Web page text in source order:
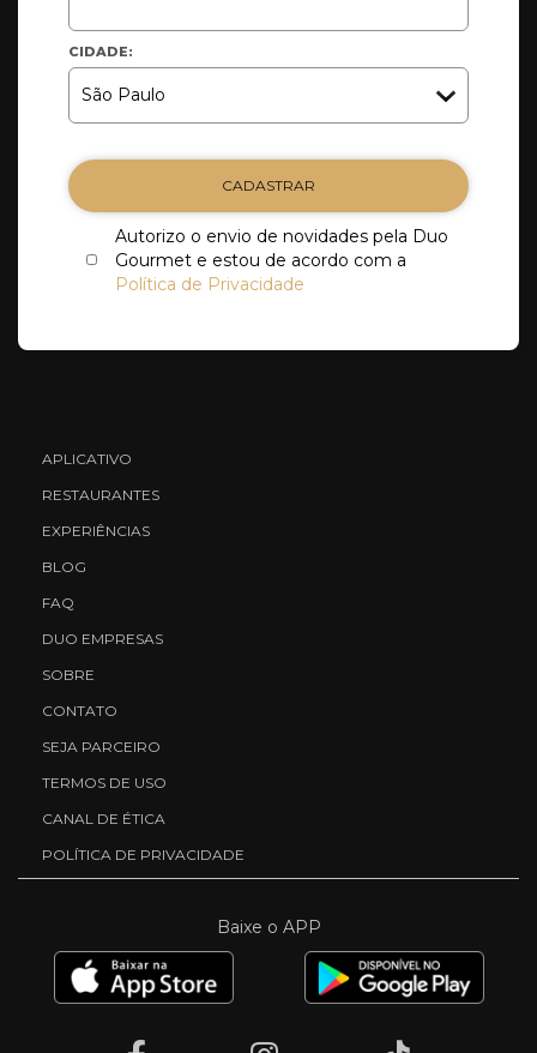
CIDADE:
CADASTRAR
Autorizo o envio de novidades pela Duo
Gourmet e estou de acordo com a
Política de Privacidade
APLICATIVO
RESTAURANTES
EXPERIÊNCIAS
BLOG
FAQ
DUO EMPRESAS
SOBRE
CONTATO
SEJA PARCEIRO
TERMOS DE USO
CANAL DE ÉTICA
POLÍTICA DE PRIVACIDADE
Baixe o APP